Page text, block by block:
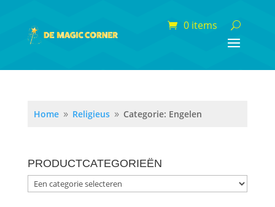
0 items
Home 9 Religieus 9 Categorie: Engelen
PRODUCTCATEGORIEËN